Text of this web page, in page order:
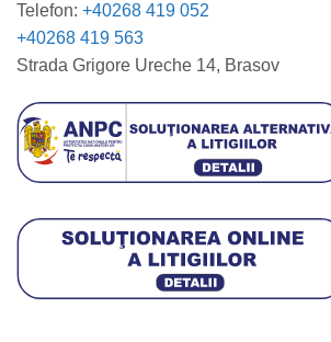
Telefon: +40268 419 052
+40268 419 563
Strada Grigore Ureche 14, Brasov